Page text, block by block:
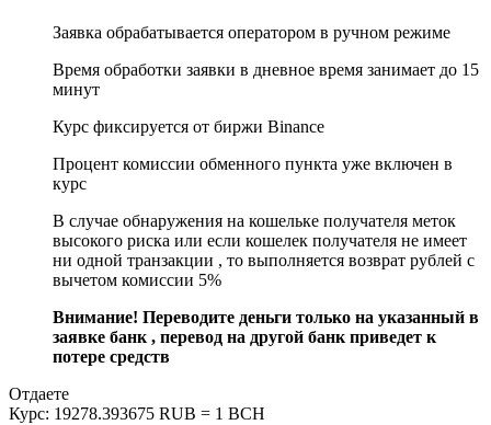
Заявка обрабатывается оператором в ручном режиме
Время обработки заявки в дневное время занимает до 15
минут
Курс фиксируется от биржи Binance
Процент комиссии обменного пункта уже включен в
курс
В случае обнаружения на кошельке получателя меток
высокого риска или если кошелек получателя не имеет
ни одной транзакции , то выполняется возврат рублей с
вычетом комиссии 5%
Внимание! Переводите деньги только на указанный в
заявке банк , перевод на другой банк приведет к
потере средств
Отдаете
Курс: 19278.393675 RUB = 1 BCH